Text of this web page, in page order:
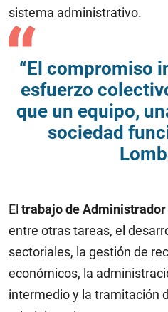
sistema administrativo.
“El compromiso
esfuerzo
que un equipo,
sociedad
El trabajo de
entre otras tareas, el
sectoriales, la gestión de
económicos, la
intermedio y la tramitación